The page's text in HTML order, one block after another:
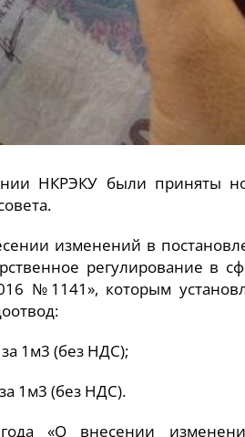
НКРЭКУ были приняты
изменений в
регулирование в
№1141», которым
1м3 (без НДС);
1м3 (без НДС).
«О внесении